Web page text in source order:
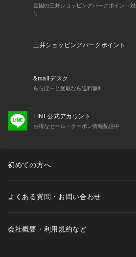
商品仕様（スペック）
・使用中や使用後に刺激等の異常があ
止し、皮膚科専門医等へ
うご注意ださい。
・使用後はきちんとフタをしめてくださ
・高温または低温の場所、直射日光の
なる場合があります。
全国の三井ショッピングパークポイント
リ
三井ショッピングパークポイント
&mallデスク
ららぽーと受取なら送料無料
LINE公式アカウント
お得なセール・クーポン情報配信中
初めての方へ
よくある質問・お問い合わせ
会社概要・利用規約など